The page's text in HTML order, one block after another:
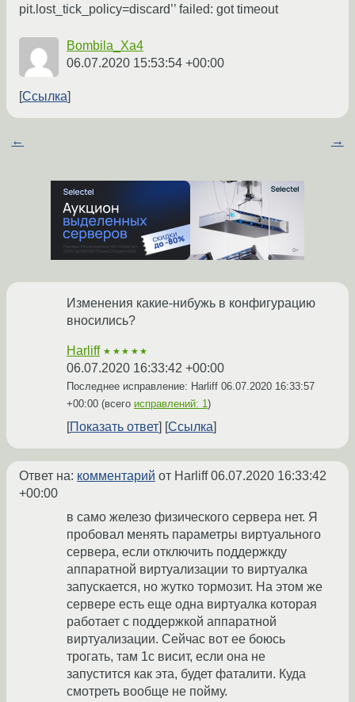
pit.lost_tick_policy=discard’’ failed: got timeout
Bombila_Xa4
06.07.2020 15:53:54 +00:00
Ссылка
← →
Изменения какие-нибужь в конфигурацию
вносились?
Harliff ★★★★★
06.07.2020 16:33:42 +00:00
Последнее исправление: Harliff 06.07.2020 16:33:57
+00:00 (всего исправлений: 1)
Показать ответ Ссылка
Ответ на: комментарий от Harliff06.07.2020 16:33:42
+00:00
в само железо физического сервера нет. Я
пробовал менять параметры виртуального
сервера, если отключить поддержкду
аппаратной виртуализации то виртуалка
запускается, но жутко тормозит. На этом же
сервере есть еще одна виртуалка которая
работает с поддержкой аппаратной
виртуализации. Сейчас вот ее боюсь
трогать, там 1с висит, если она не
запустится как эта, будет фаталити. Куда
смотреть вообще не пойму.